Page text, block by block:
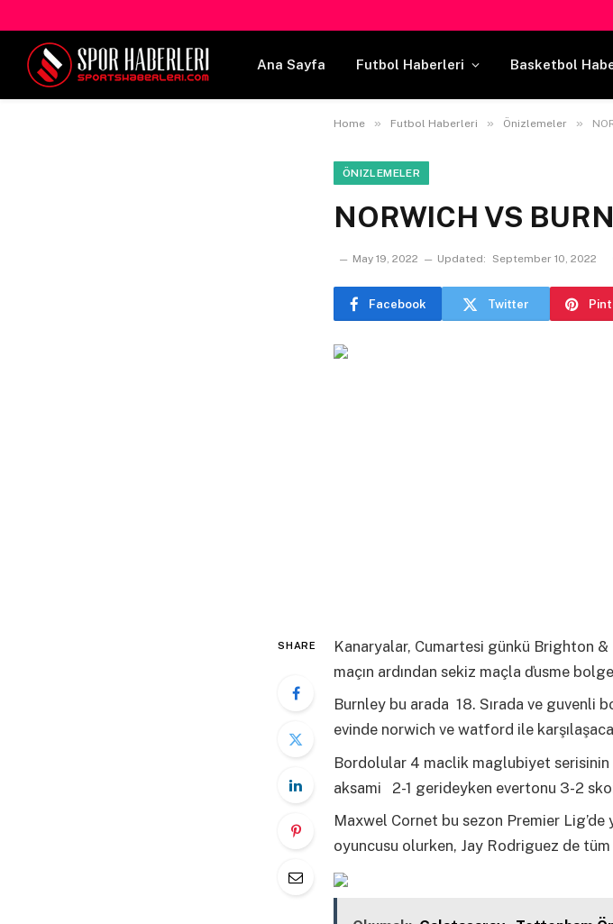
Ana Sayfa Futbol Haberleri Basketbol
Home » Futbol Haberleri » Önizlemeler »
ÖNIZLEMELER
NORWICH VS
May 19, 2022 Updated: September 10, 2022
Facebook Twitter
SHARE
Kanaryalar, Cumartesi günkü Brighton
maçın ardından sekiz maçla ďusme
Burnley bu arada 18. Sırada ve guvenli
evinde norwich ve watford ile
Bordolular 4 maclik maglubiyet
aksami 2-1 gerideyken evertonu 3-2
Maxwel Cornet bu sezon Premier
oyuncusu olurken, Jay Rodriguez de